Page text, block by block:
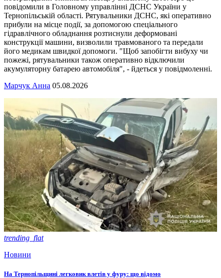
повідомили в Головному управлінні ДСНС України у
Тернопільській області. Рятувальники ДСНС, які оперативно
прибули на місце події, за допомогою спеціального
гідравлічного обладнання розтиснули деформовані
конструкції машини, визволили травмованого та передали
його медикам швидкої допомоги. "Щоб запобігти вибуху чи
пожежі, рятувальники також оперативно відключили
акумуляторну батарею автомобіля", - йдеться у повідмоленні.
Марчук Анна 05.08.2026
trending_flat
Новини
На Тернопільщині легковик влетів у фуру: що відомо